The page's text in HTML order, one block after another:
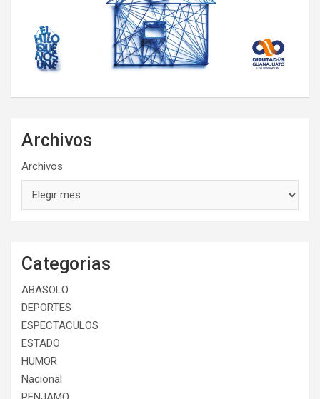
Archivos
Archivos
Categorias
ABASOLO
DEPORTES
ESPECTACULOS
ESTADO
HUMOR
Nacional